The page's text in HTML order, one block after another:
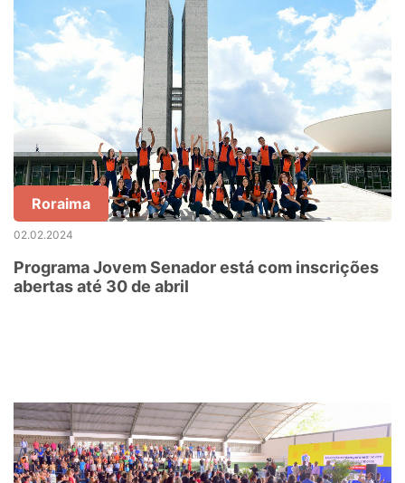
Roraima
02.02.2024
Programa Jovem Senador está com inscrições
abertas até 30 de abril